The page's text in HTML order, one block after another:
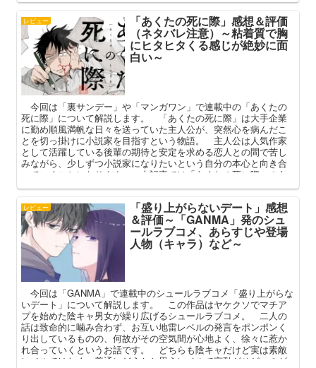
レビュー 「あくたの死に際」感想＆評価
（ネタバレ注意）～粘着質で胸
にヒタヒタくる感じが絶妙に面
白い～
今回は「裏サンデー」や「マンガワン」で連載中の「あくたの
死に際」について解説します。 「あくたの死に際」は大手企業
に勤め順風満帆な日々を送っていた主人公が、突然心を病んだこ
とを切っ掛けに小説家を目指すという物語。 主人公は人気作家
として活躍している後輩の期待と安定を求める恋人との間で苦し
みながら、少しずつ小説家になりたいという自分の本心と向き合
っていくことになります。 本記事では「あくたの死に際」のあ
レビュー 「盛り上がらないデート」感想
＆評価～「GANMA」発のシュ
ールラブコメ、あらすじや登場
人物（キャラ）など～
今回は「GANMA」で連載中のシュールラブコメ「盛り上がらな
いデート」について解説します。 この作品はヤケクソでマチア
プを始めた陰キャ男女が繰り広げるシュールラブコメ。 二人の
話は致命的に噛み合わず、お互い地雷レベルの発言をポンポンく
り出しているものの、何故がその空気間が心地よく、徐々に惹か
れ合っていくというお話です。 どちらも陰キャだけど実は素敵
レベルではなく、普通にどうかと思うレベルで言動がひどいのが